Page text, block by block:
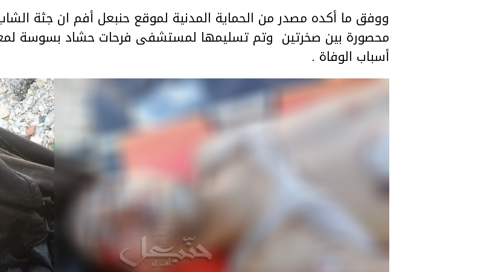
ووفق ما أكده مصدر من الحماية المدنية لموقع حنبعل أفم ان جثة
محصورة بين صخرتين وتم تسليمها لمستشفى فرحات حشاد بسوسة
أسباب الوفاة .